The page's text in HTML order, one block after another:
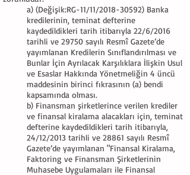
a) (Değişik:RG-11/11/2018-30592) Banka
kredilerinin, teminat defterine
kaydedildikleri tarih itibarıyla 22/6/2016
tarihli ve 29750 sayılı Resmî Gazete’de
yayımlanan Kredilerin Sınıflandırılması ve
Bunlar İçin Ayrılacak Karşılıklara İlişkin Usul
ve Esaslar Hakkında Yönetmeliğin 4 üncü
maddesinin birinci fıkrasının (a) bendi
kapsamında olması.
b) Finansman şirketlerince verilen krediler
ve finansal kiralama alacakları için, teminat
defterine kaydedildikleri tarih itibarıyla,
24/12/2013 tarihli ve 28861 sayılı Resmî
Gazete’de yayımlanan "Finansal Kiralama,
Faktoring ve Finansman Şirketlerinin
Muhasebe Uygulamaları ile Finansal